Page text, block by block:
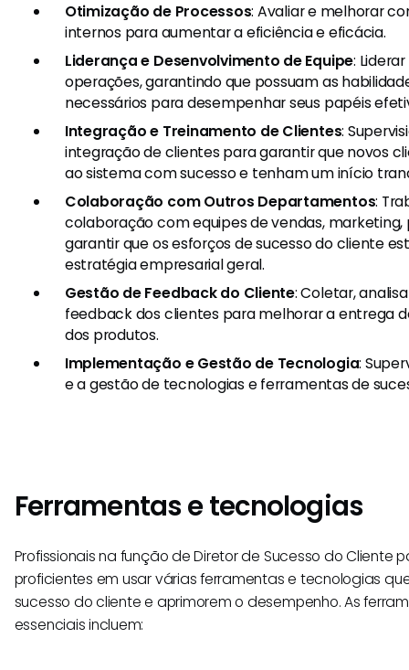
Otimização de Processos: Avaliar e melhorar
internos para aumentar a eficiência e eficácia.
Liderança e Desenvolvimento de Equipe:
operações, garantindo que possuam as
necessários para desempenhar seus papéis
Integração e Treinamento de Clientes:
integração de clientes para garantir que novos
ao sistema com sucesso e tenham um início
Colaboração com Outros Departamentos:
colaboração com equipes de vendas,
garantir que os esforços de sucesso do cliente
estratégia empresarial geral.
Gestão de Feedback do Cliente: Coletar,
feedback dos clientes para melhorar a entrega
dos produtos.
Implementação e Gestão de Tecnologia:
e a gestão de tecnologias e ferramentas de
Ferramentas e tecnologias
Profissionais na função de Diretor de Sucesso do Cliente
proficientes em usar várias ferramentas e tecnologias
sucesso do cliente e aprimorem o desempenho. As
essenciais incluem: